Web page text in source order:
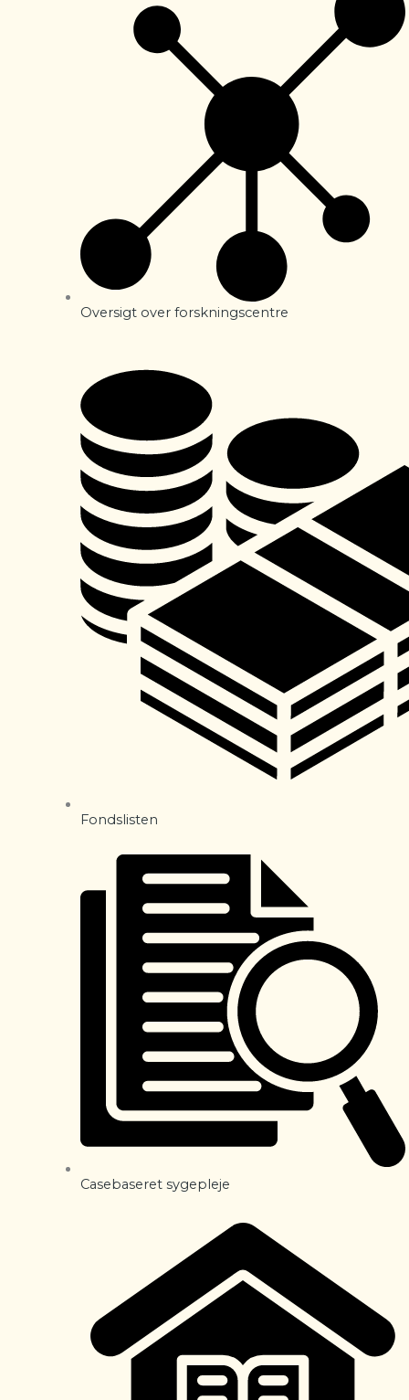
Oversigt over forskningscentre
Fondslisten
Casebaseret sygepleje